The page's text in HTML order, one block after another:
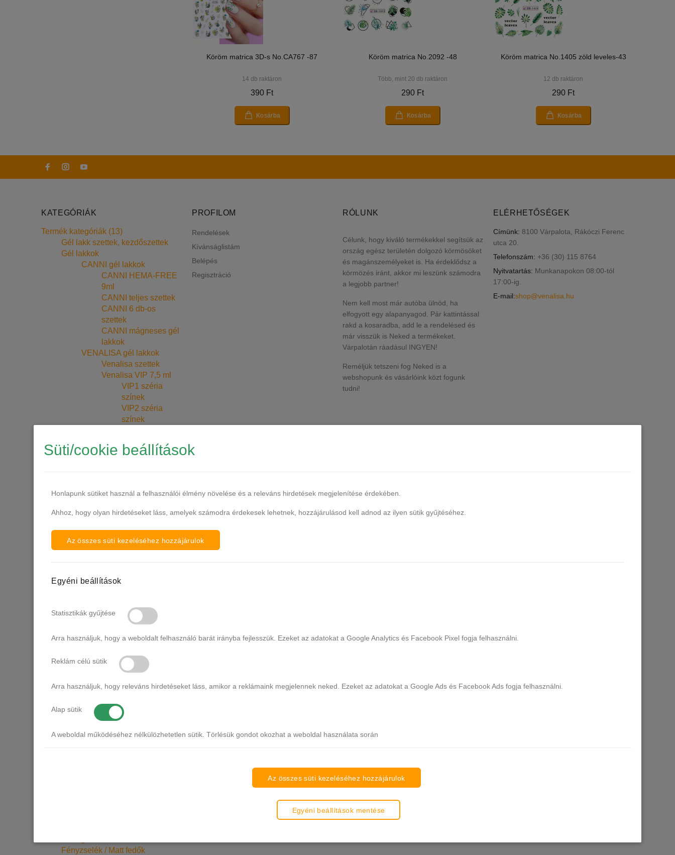
Köröm matrica 3D-s No.CA767 -87
14 db raktáron
390 Ft
Kosárba
Köröm matrica No.2092 -48
Több, mint 20 db raktáron
290 Ft
Kosárba
Köröm matrica No.1405 zöld leveles-43
12 db raktáron
290 Ft
Kosárba
KATEGÓRIÁK
Termék kategóriák (13)
Gél lakk szettek, kezdőszettek
Gél lakkok
CANNI gél lakkok
CANNI HEMA-FREE
9ml
CANNI teljes szettek
CANNI 6 db-os
szettek
CANNI mágneses gél
lakkok
VENALISA gél lakkok
Venalisa szettek
Venalisa VIP 7,5 ml
VIP1 széria
színek
VIP2 széria
színek
VIP4 Hema-Free
Vivid Spectrum
Tomato
Venalisa V3
Warm Sun
Venalisa V4
Venalisa V6
Ruby Kiss
5601-5660
Cat Eye
gél lakkok
Venalisa
Erősített gél lakk alapok
Műköröm zselék, építő zselék
Fényzselék / Matt fedők
PROFILOM
Rendelések
Kívánságlistám
Belépés
Regisztráció
RÓLUNK
Célunk, hogy kiváló termékekkel segítsük az
ország egész területén dolgozó körmösöket
és magánszemélyeket is. Ha érdeklődsz a
körmözés iránt, akkor mi leszünk számodra
a legjobb partner!
Nem kell most már autóba ülnöd, ha
elfogyott egy alapanyagod. Pár kattintással
rakd a kosaradba, add le a rendelésed és
már visszük is Neked a termékeket.
Várpalotán ráadásul INGYEN!
Reméljük tetszeni fog Neked is a
webshopunk és vásárlóink közt fogunk
tudni!
ELÉRHETŐSÉGEK
Címünk: 8100 Várpalota, Rákóczi Ferenc
utca 20.
Telefonszám: +36 (30) 115 8764
Nyitvatartás: Munkanapokon 08:00-tól
17:00-ig.
E-mail:shop@venalisa.hu
Süti/cookie beállítások
Honlapunk sütiket használ a felhasználói élmény növelése és a releváns hirdetések megjelenítése érdekében.
Ahhoz, hogy olyan hirdetéseket láss, amelyek számodra érdekesek lehetnek, hozzájárulásod kell adnod az ilyen sütik gyűjtéséhez.
Az összes süti kezeléséhez hozzájárulok
Egyéni beállítások
Statisztikák gyűjtése
Arra használjuk, hogy a weboldalt felhasználó barát irányba fejlesszük. Ezeket az adatokat a Google Analytics és Facebook Pixel fogja felhasználni.
Reklám célú sütik
Arra használjuk, hogy releváns hirdetéseket láss, amikor a reklámaink megjelennek neked. Ezeket az adatokat a Google Ads és Facebook Ads fogja felhasználni.
Alap sütik
A weboldal működéséhez nélkülözhetetlen sütik. Törlésük gondot okozhat a weboldal használata során
Az összes süti kezeléséhez hozzájárulok
Egyéni beállítások mentése